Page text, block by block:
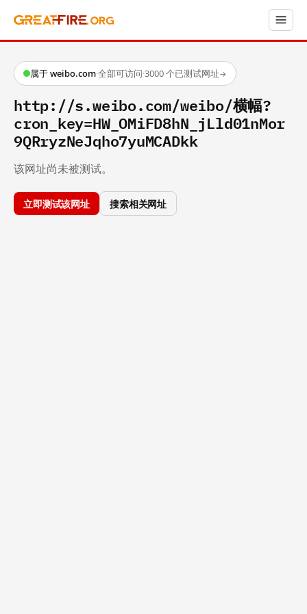
属于 weibo.com·全部可访问·3000 个已测试网址→
http://s.weibo.com/weibo/横幅?
cron_key=HW_OMiFD8hN_jLld01nMor
9QRryzNeJqho7yuMCADkk
该网址尚未被测试。
立即测试该网址 搜索相关网址